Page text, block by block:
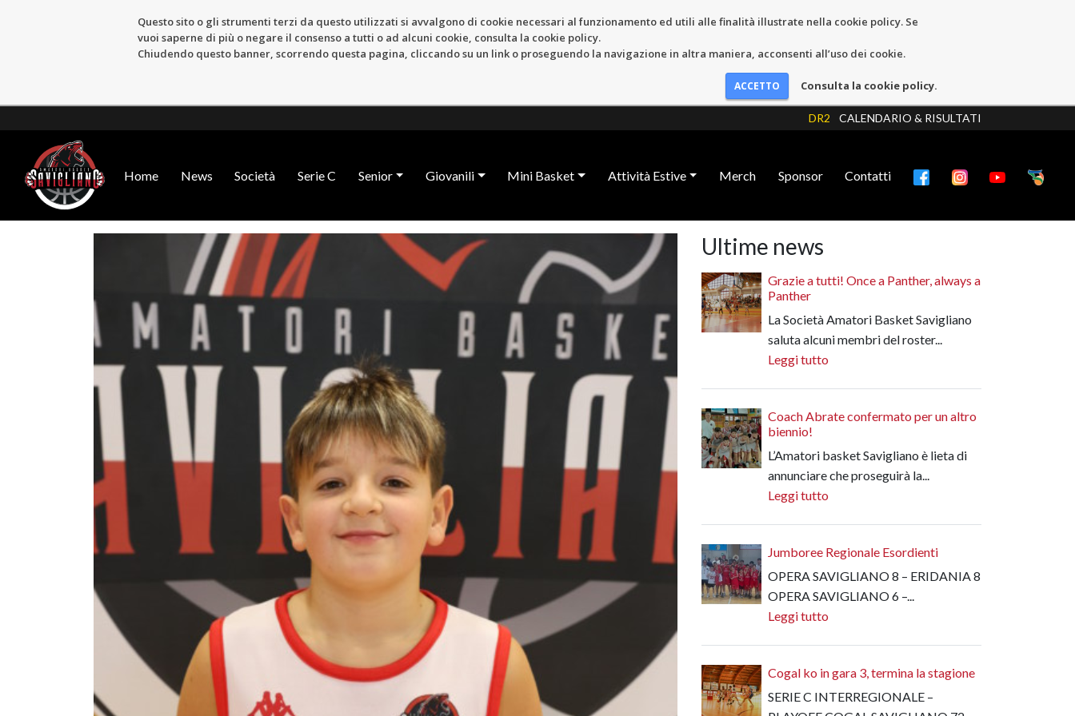
Questo sito o gli strumenti terzi da questo utilizzati si avvalgono di cookie necessari al funzionamento ed utili alle finalità illustrate nella cookie policy. Se
vuoi saperne di più o negare il consenso a tutti o ad alcuni cookie, consulta la cookie policy.
Chiudendo questo banner, scorrendo questa pagina, cliccando su un link o proseguendo la navigazione in altra maniera, acconsenti all’uso dei cookie.
Consulta la cookie policy.
DR2 CALENDARIO & RISULTATI
Home News Società Serie C Senior Giovanili Mini Basket Attività Estive Merch Sponsor Contatti
Ultime news
Grazie a tutti! Once a Panther, always a
Panther
La Società Amatori Basket Savigliano
saluta alcuni membri del roster...
Leggi tutto
Coach Abrate confermato per un altro
biennio!
L’Amatori basket Savigliano è lieta di
annunciare che proseguirà la...
Leggi tutto
Jumboree Regionale Esordienti
OPERA SAVIGLIANO 8 – ERIDANIA 8
OPERA SAVIGLIANO 6 –...
Leggi tutto
Cogal ko in gara 3, termina la stagione
SERIE C INTERREGIONALE –